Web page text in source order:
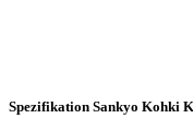
Spezifikation Sankyo Kohki